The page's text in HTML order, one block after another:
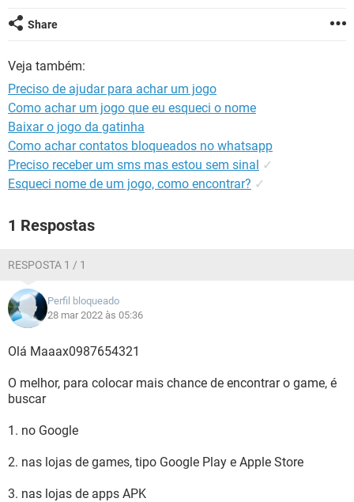
Share
Veja também:
Preciso de ajudar para achar um jogo
Como achar um jogo que eu esqueci o nome
Baixar o jogo da gatinha
Como achar contatos bloqueados no whatsapp
Preciso receber um sms mas estou sem sinal ✓
Esqueci nome de um jogo, como encontrar? ✓
1 Respostas
RESPOSTA 1 / 1
Perfil bloqueado
28 mar 2022 às 05:36
Olá Maaax0987654321
O melhor, para colocar mais chance de encontrar o game, é
buscar
1. no Google
2. nas lojas de games, tipo Google Play e Apple Store
3. nas lojas de apps APK